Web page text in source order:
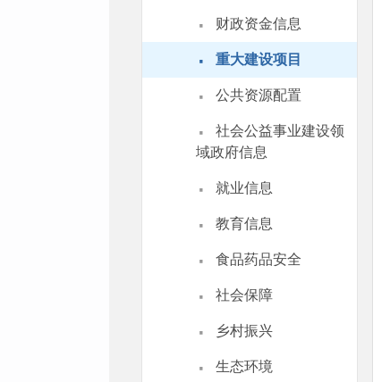
· 财政资金信息
· 重大建设项目
· 公共资源配置
·
社会公益事业建设领
域政府信息
· 就业信息
· 教育信息
· 食品药品安全
· 社会保障
· 乡村振兴
· 生态环境